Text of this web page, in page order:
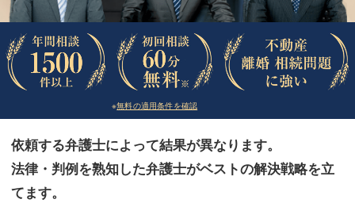
労働問題（解雇，残業等）
刑事弁護
交通事故
法律相談など（その他）
お客様へ
※無料の適用条件を確認
依頼する弁護士によって結果が異なります。
法律・判例を熟知した弁護士がベストの解決戦略を立
てます。
労働問題（解雇，残業等）
刑事弁護
交通事故
法律相談など（その他）
お客様へ